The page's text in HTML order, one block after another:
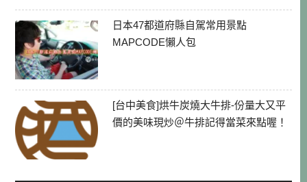
日本47都道府縣自駕常用景點
MAPCODE懶人包
[台中美食]烘牛炭燒大牛排-份量大又平
價的美味現炒＠牛排記得當菜來點喔！